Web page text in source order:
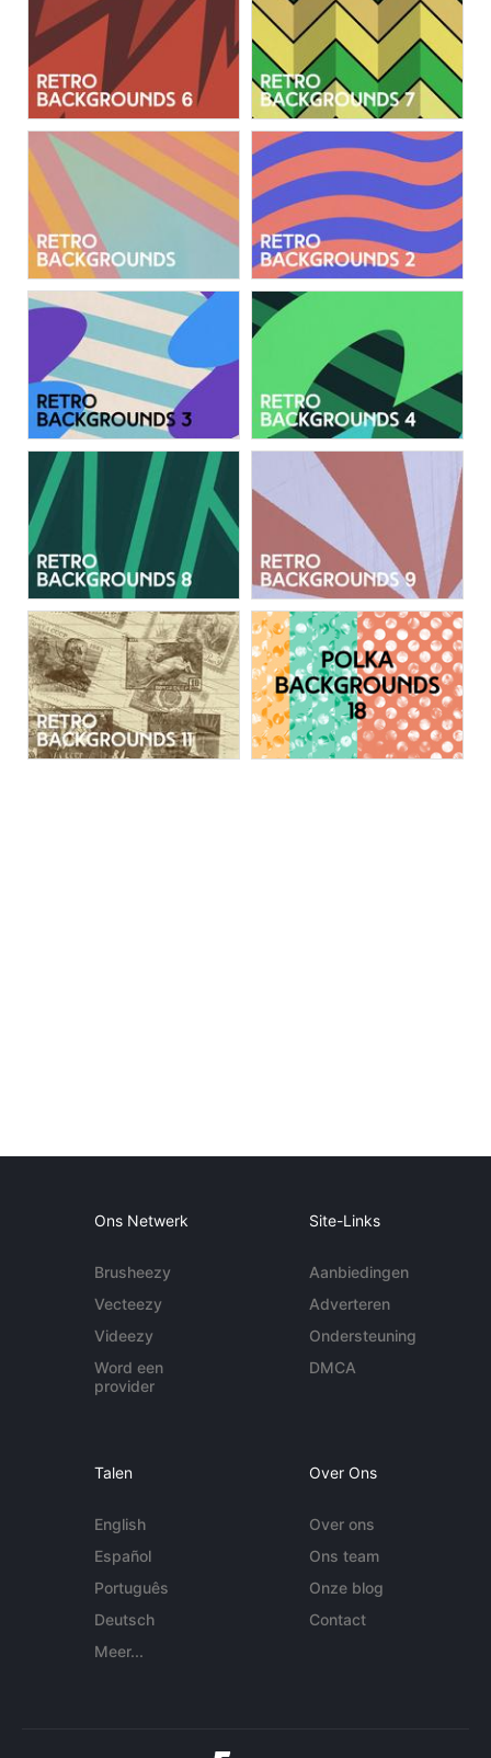
Ons Netwerk
Brusheezy
Vecteezy
Videezy
Word een
provider
Site-Links
Aanbiedingen
Adverteren
Ondersteuning
DMCA
Talen
English
Español
Português
Deutsch
Meer...
Over Ons
Over ons
Ons team
Onze blog
Contact